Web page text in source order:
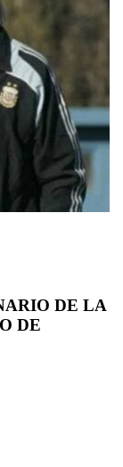
DE LA
DE